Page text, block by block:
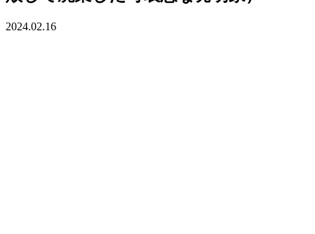
2024.02.16